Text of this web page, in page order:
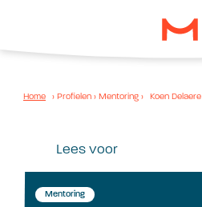
Home › Profielen › Mentoring › Koen Delaere
Lees voor
Mentoring